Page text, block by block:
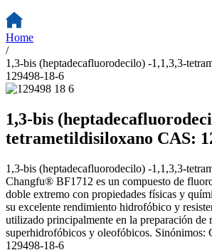
Home
/
1,3-bis (heptadecafluorodecilo) -1,1,3,3-
129498-18-6
1,3-bis
tetrametildisiloxano CAS:
1,3-bis (heptadecafluorodecilo) -1,1,3,3-
Changfu® BF1712 es un compuesto de
doble extremo con propiedades físicas y
su excelente rendimiento hidrofóbico y
utilizado principalmente en la preparación de
superhidrofóbicos y oleofóbicos. Sinónimos:
129498-18-6